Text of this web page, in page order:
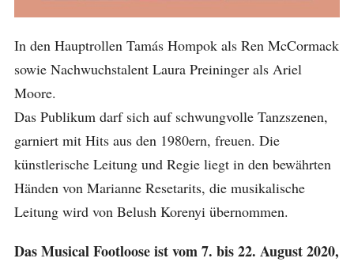
In den Hauptrollen Tamás Hompok als Ren McCormack
sowie Nachwuchstalent Laura Preininger als Ariel
Moore.
Das Publikum darf sich auf schwungvolle Tanzszenen,
garniert mit Hits aus den 1980ern, freuen. Die
künstlerische Leitung und Regie liegt in den bewährten
Händen von Marianne Resetarits, die musikalische
Leitung wird von Belush Korenyi übernommen.
Das Musical Footloose ist vom 7. bis 22. August 2020,